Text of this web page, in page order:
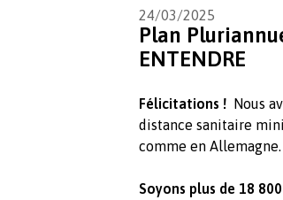
24/03/2025
Plan
ENTENDRE
Félicitations ! Nous
distance sanitaire
comme en Allemagne.
Soyons plus de 18